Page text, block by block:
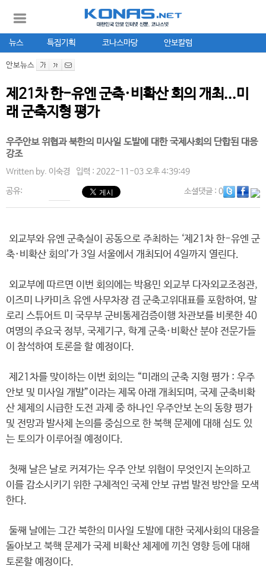
뉴스 특집기획 코나스마당 안보칼럼
안보뉴스
제21차 한-유엔 군축·비확산 회의 개최...미
래 군축지형 평가
우주안보 위협과 북한의 미사일 도발에 대한 국제사회의 단합된 대응
강조
Written by. 이숙경 입력 : 2022-11-03 오후 4:39:49
공유: 소셜댓글: 0
외교부와 유엔 군축실이 공동으로 주최하는 ‘제21차 한-유엔 군
축·비확산 회의’가 3일 서울에서 개최되어 4일까지 열린다.
외교부에 따르면 이번 회의에는 박용민 외교부 다자외교조정관,
이즈미 나카미츠 유엔 사무차장 겸 군축고위대표를 포함하여, 말
로리 스튜어트 미 국무부 군비통제검증이행 차관보를 비롯한 40
여명의 주요국 정부, 국제기구, 학계 군축·비확산 분야 전문가들
이 참석하여 토론을 할 예정이다.
제21차를 맞이하는 이번 회의는 “미래의 군축 지형 평가 : 우주
안보 및 미사일 개발”이라는 제목 아래 개최되며, 국제 군축비확
산 체제의 시급한 도전 과제 중 하나인 우주안보 논의 동향 평가
및 전망과 발사체 논의를 중심으로 한 북핵 문제에 대해 심도 있
는 토의가 이루어질 예정이다.
첫째 날은 날로 커져가는 우주 안보 위협이 무엇인지 논의하고
이를 감소시키기 위한 구체적인 국제 안보 규범 발전 방안을 모색
한다.
둘째 날에는 그간 북한의 미사일 도발에 대한 국제사회의 대응을
돌아보고 북핵 문제가 국제 비확산 체제에 끼친 영향 등에 대해
토론할 예정이다.